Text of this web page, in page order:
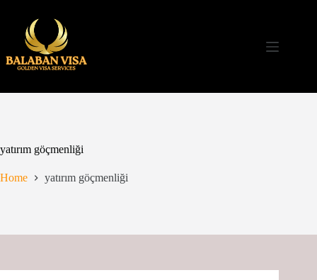
content
yatırım göçmenliği
Home yatırım göçmenliği